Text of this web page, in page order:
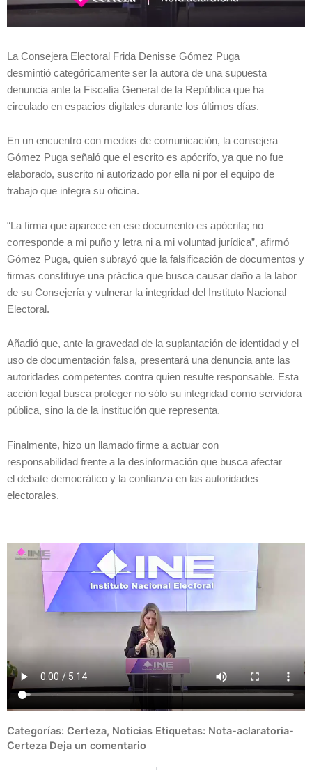
La Consejera Electoral Frida Denisse Gómez Puga
desmintió categóricamente ser la autora de una supuesta
denuncia ante la Fiscalía General de la República que ha
circulado en espacios digitales durante los últimos días.
En un encuentro con medios de comunicación, la consejera
Gómez Puga señaló que el escrito es apócrifo, ya que no fue
elaborado, suscrito ni autorizado por ella ni por el equipo de
trabajo que integra su oficina.
“La firma que aparece en ese documento es apócrifa; no
corresponde a mi puño y letra ni a mi voluntad jurídica”, afirmó
Gómez Puga, quien subrayó que la falsificación de documentos y
firmas constituye una práctica que busca causar daño a la labor
de su Consejería y vulnerar la integridad del Instituto Nacional
Electoral.
Añadió que, ante la gravedad de la suplantación de identidad y el
uso de documentación falsa, presentará una denuncia ante las
autoridades competentes contra quien resulte responsable. Esta
acción legal busca proteger no sólo su integridad como servidora
pública, sino la de la institución que representa.
Finalmente, hizo un llamado firme a actuar con
responsabilidad frente a la desinformación que busca afectar
el debate democrático y la confianza en las autoridades
electorales.
Categorías: Certeza, Noticias Etiquetas: Nota-aclaratoria-
Certeza Deja un comentario